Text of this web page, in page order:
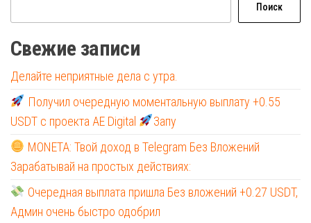
Поиск
Свежие записи
Делайте неприятные дела с утра.
Получил очередную моментальную выплату +0.55
USDT с проекта AE Digital
Запу
MONETA: Твой доход в Telegram Без Вложений
Зарабатывай на простых действиях:
Очередная выплата пришла Без вложений +0.27 USDT,
Админ очень быстро одобрил